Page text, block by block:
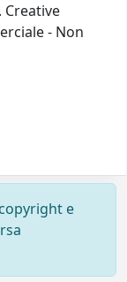
Creative
- Non
e